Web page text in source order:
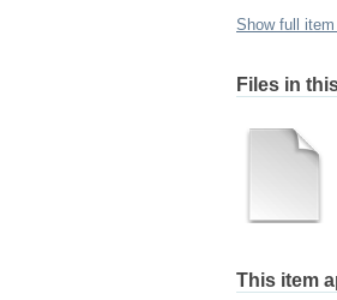
Show full item
Files in
This item